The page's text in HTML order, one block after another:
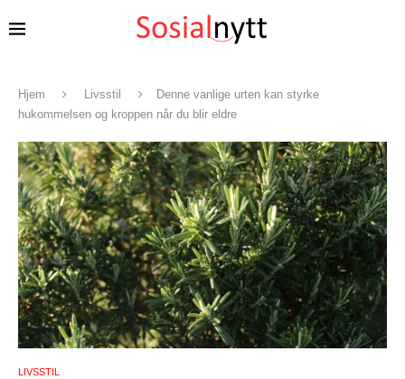
Hjem Livsstil
Denne vanlige urten kan styrke
hukommelsen og kroppen når du blir eldre
LIVSSTIL